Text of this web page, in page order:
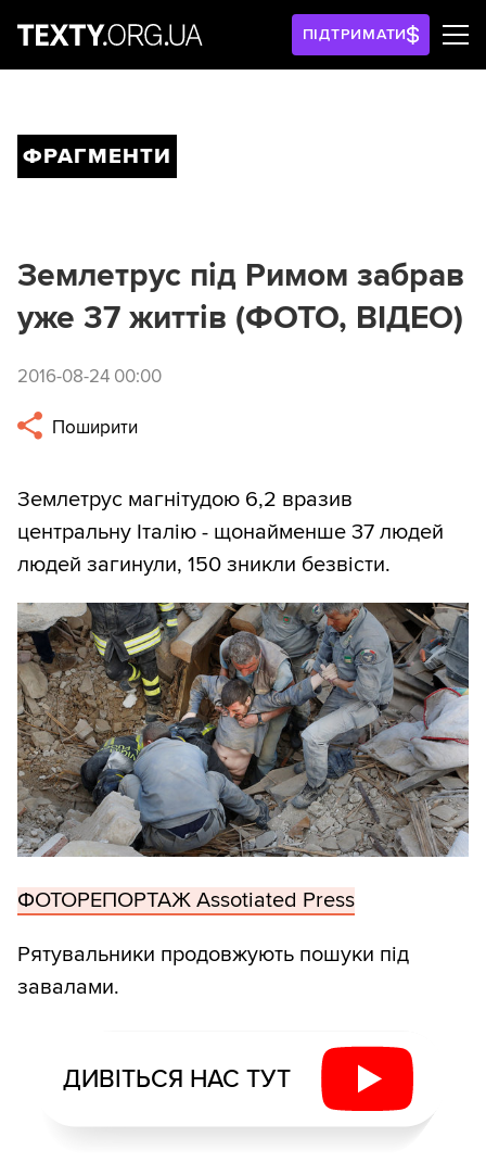
ПІДТРИМАТИ
ФРАГМЕНТИ
Землетрус під Римом забрав
уже 37 життів (ФОТО, ВІДЕО)
2016-08-24 00:00
Поширити
Землетрус магнітудою 6,2 вразив
центральну Італію - щонайменше 37 людей
людей загинули, 150 зникли безвісти.
ФОТОРЕПОРТАЖ Assotiated Press
Рятувальники продовжують пошуки під
завалами.
ДИВІТЬСЯ НАС ТУТ